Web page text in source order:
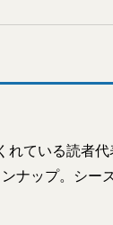
ている読者代
ナップ。シー